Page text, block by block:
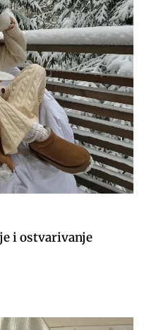
i ostvarivanje